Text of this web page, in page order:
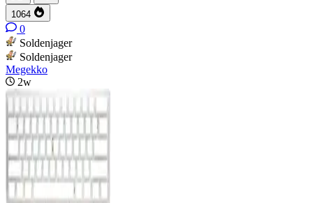
1064
0
Soldenjager
Soldenjager
Megekko
2w